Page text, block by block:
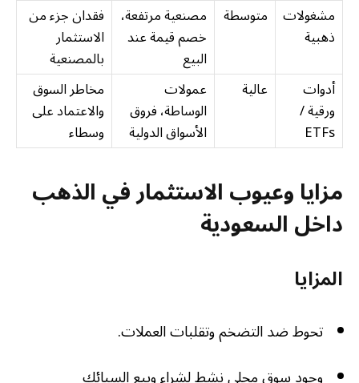
مشغولات
ذهبية
متوسطة مصنعية مرتفعة،
خصم قيمة عند
البيع
فقدان جزء من
الاستثمار
بالمصنعية
أدوات
ورقية /
ETFs
عالية عمولات
الوساطة، فروق
الأسواق الدولية
مخاطر السوق
والاعتماد على
وسطاء
مزايا وعيوب الاستثمار في الذهب
داخل السعودية
المزايا
تحوط ضد التضخم وتقلبات العملات.